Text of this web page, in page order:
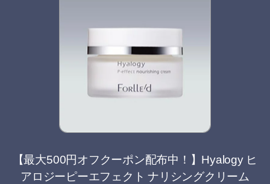
【最大500円オフクーポン配布中！】Hyalogy ヒ
アロジーピーエフェクト ナリシングクリーム